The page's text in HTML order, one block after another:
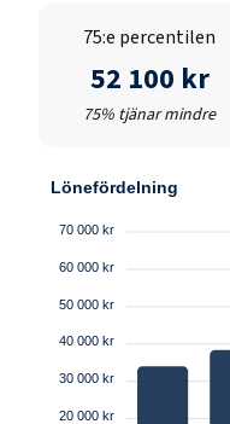
75:e percentilen
52 100 kr
75% tjänar mindre
Lönefördelning
70 000 kr
60 000 kr
50 000 kr
40 000 kr
30 000 kr
20 000 kr